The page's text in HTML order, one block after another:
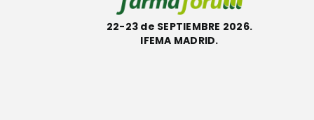
22-23 de SEPTIEMBRE 2026.
IFEMA MADRID.